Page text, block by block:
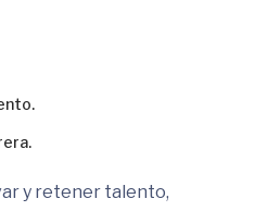
y retener talento,